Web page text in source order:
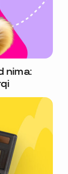
nima: